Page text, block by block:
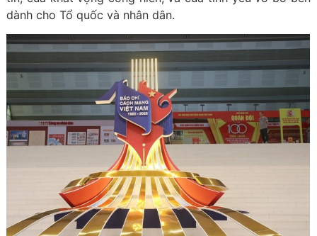
dành cho Tổ quốc và nhân dân.